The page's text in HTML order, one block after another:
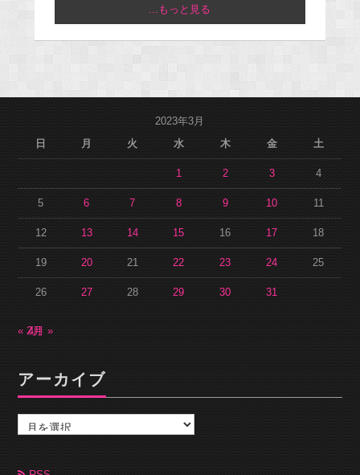
...もっと見る
2023年3月
日
月 火 水 木 金 土
1 2 3 4
5 6 7 8 9 10 11
12 13 14 15 16 17 18
19 20 21 22 23 24 25
26 27 28 29 30 31
« 2月4月 »
アーカイブ
カ
ブ